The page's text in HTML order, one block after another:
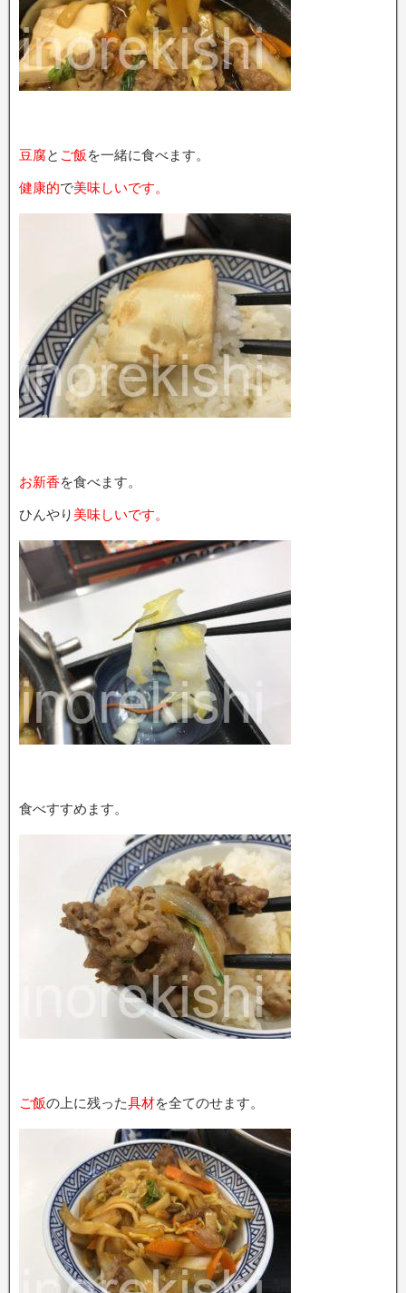
豆腐と ご飯 を一緒に食べます。
健康的で美味しいです。
お新香を食べます。
ひんやり 美味しいです。
食べすすめます。
ご飯の上に残った具材を全てのせます。